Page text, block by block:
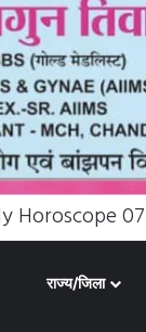
राज्य/जिला